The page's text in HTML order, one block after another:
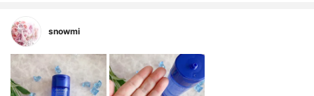
snowmi